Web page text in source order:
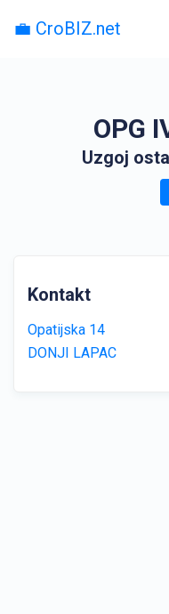
💼 CroBIZ.net
OPG
Uzgoj
Kontakt
Opatijska 14
DONJI LAPAC